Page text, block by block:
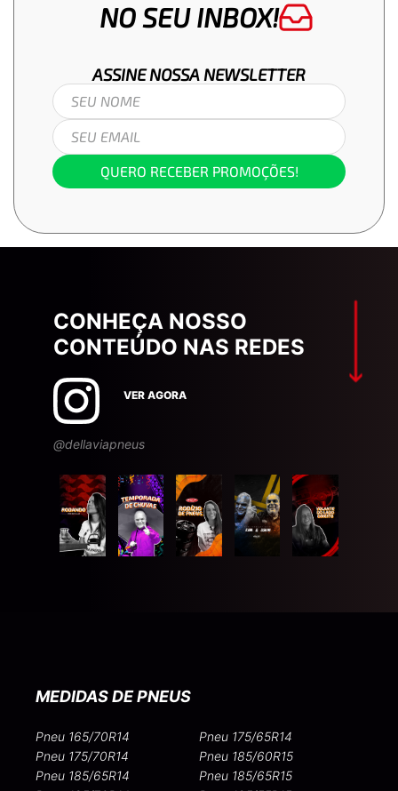
NO SEU INBOX!
ASSINE NOSSA NEWSLETTER
QUERO RECEBER PROMOÇÕES!
CONHEÇA NOSSO
CONTEÚDO NAS REDES
VER AGORA
@dellaviapneus
MEDIDAS DE PNEUS
Pneu 165/70R14
Pneu 175/65R14
Pneu 175/70R14
Pneu 185/60R15
Pneu 185/65R14
Pneu 185/65R15